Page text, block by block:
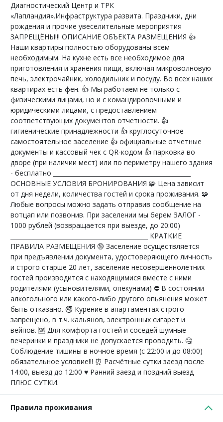
Диагностический Центр и ТРК
«Лапландия».Инфраструктура развита. Праздники, дни
рождения и прочие увеселительные мероприятия
ЗАПРЕЩЁНЫ!!! ОПИСАНИЕ ОБЪЕКТА РАЗМЕЩЕНИЯ 👍
Наши квартиры полностью оборудованы всем
необходимым. На кухне есть все необходимое для
приготовления и хранения пищи, включая микроволновую
печь, электрочайник, холодильник и посуду. Во всех наших
квартирах есть фен. 👍 Мы работаем не только с
физическими лицами, но и с командировочными и
юридическими лицами, с предоставлением
соответствующих документов отчетности. 👍
гигиенические принадлежности 👍 круглосуточное
самостоятельное заселение 👍 официальные отчетные
документы и кассовый чек с QR-кодом 👍 парковка во
дворе (при наличии мест) или по периметру нашего здания
- бесплатно ______________________________________________
ОСНОВНЫЕ УСЛОВИЯ БРОНИРОВАНИЯ 🧩 Цена зависит
от дня недели, количества гостей и срока проживания. 🧩
Любые вопросы можно задать отправив сообщение на
вотцап или позвонив. При заселении мы берем ЗАЛОГ -
1000 рублей (возвращается при выезде, до 20:00)
______________________________________________ КРАТКИЕ
ПРАВИЛА РАЗМЕЩЕНИЯ 🔞 Заселение осуществляется
при предъявлении документа, удостоверяющего личность
и строго старше 20 лет, заселение несовершеннолетних
гостей производится с находящимися вместе с ними
родителями (усыновителями, опекунами) ⛔ В состоянии
алкогольного или какого-либо другого опьянения может
быть отказано. 🚭 Курение в апартаментах строго
запрещено, в т.ч. кальянов, электронных сигарет и
вейпов. 🆘 Для комфорта гостей и соседей шумные
вечеринки и праздники не допускается проводить. 🤐
Соблюдение тишины в ночное время (с 22:00 и до 08:00)
обязательное условие!!! ⏰ Расчётные сутки заезд после
14:00, выезд до 12:00 ♥️ Ранний заезд и поздний выезд
ПЛЮС СУТКИ.
Правила проживания